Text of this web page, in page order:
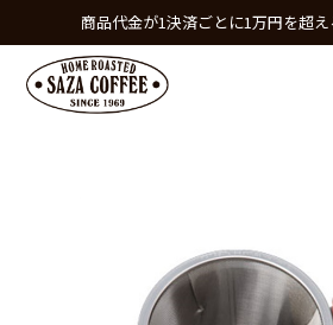
商品代金が1決済ごとに1万円を超